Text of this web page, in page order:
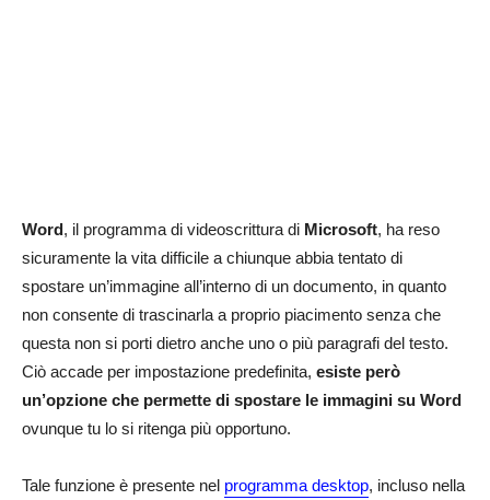
Word, il programma di videoscrittura di Microsoft, ha reso
sicuramente la vita difficile a chiunque abbia tentato di
spostare un’immagine all’interno di un documento, in quanto
non consente di trascinarla a proprio piacimento senza che
questa non si porti dietro anche uno o più paragrafi del testo.
Ciò accade per impostazione predefinita, esiste però
un’opzione che permette di spostare le immagini su Word
ovunque tu lo si ritenga più opportuno.
Tale funzione è presente nel programma desktop, incluso nella